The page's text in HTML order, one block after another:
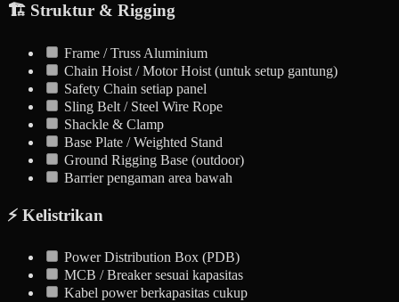
🏗️ Struktur & Rigging
Frame / Truss Aluminium
Chain Hoist / Motor Hoist (untuk setup gantung)
Safety Chain setiap panel
Sling Belt / Steel Wire Rope
Shackle & Clamp
Base Plate / Weighted Stand
Ground Rigging Base (outdoor)
Barrier pengaman area bawah
⚡ Kelistrikan
Power Distribution Box (PDB)
MCB / Breaker sesuai kapasitas
Kabel power berkapasitas cukup